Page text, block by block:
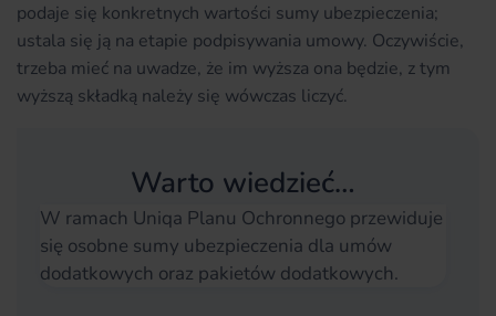
podaje się konkretnych wartości sumy ubezpieczenia;
ustala się ją na etapie podpisywania umowy. Oczywiście,
trzeba mieć na uwadze, że im wyższa ona będzie, z tym
wyższą składką należy się wówczas liczyć.
Warto wiedzieć…
W ramach Uniqa Planu Ochronnego przewiduje
się osobne sumy ubezpieczenia dla umów
dodatkowych oraz pakietów dodatkowych.